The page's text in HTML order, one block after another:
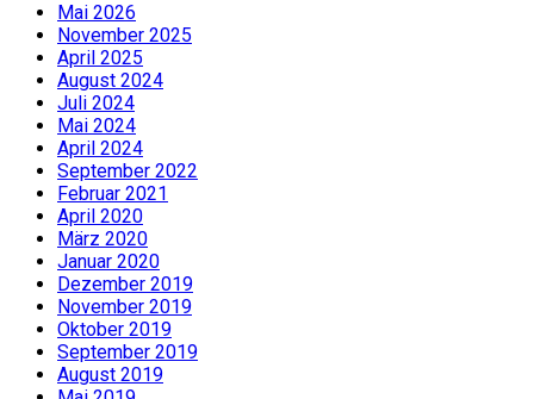
Mai 2026
November 2025
April 2025
August 2024
Juli 2024
Mai 2024
April 2024
September 2022
Februar 2021
April 2020
März 2020
Januar 2020
Dezember 2019
November 2019
Oktober 2019
September 2019
August 2019